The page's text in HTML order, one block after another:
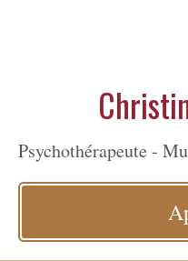
Psychothérapeute -